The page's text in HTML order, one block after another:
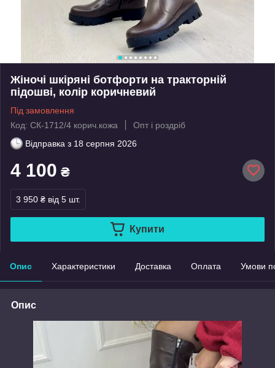
Жіночі шкіряні ботфорти на тракторній
підошві, колір коричневий
Під замовлення
Код: СК-1712/4 корич.кожа
Опт і роздріб
Відправка з 18 серпня 2026
4 100 ₴
3 950 ₴ від 5 шт.
Купити
Опис Характеристики Доставка Оплата Умови
Опис